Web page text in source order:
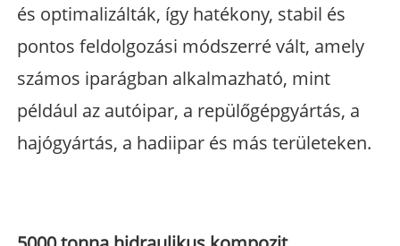
és optimalizálták, így hatékony, stabil és
pontos feldolgozási módszerré vált, amely
számos iparágban alkalmazható, mint
például az autóipar, a repülőgépgyártás, a
hajógyártás, a hadiipar és más területeken.